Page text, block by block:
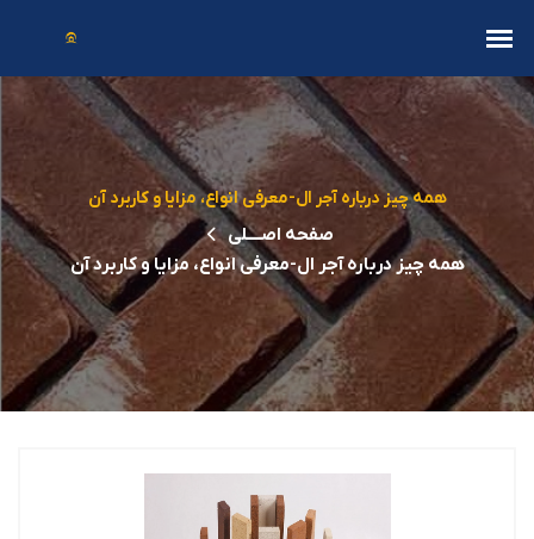
همه چیز درباره آجر ال-معرفی انواع، مزایا و کاربرد آن
صفحه اصــــلی
همه چیز درباره آجر ال-معرفی انواع، مزایا و کاربرد آن